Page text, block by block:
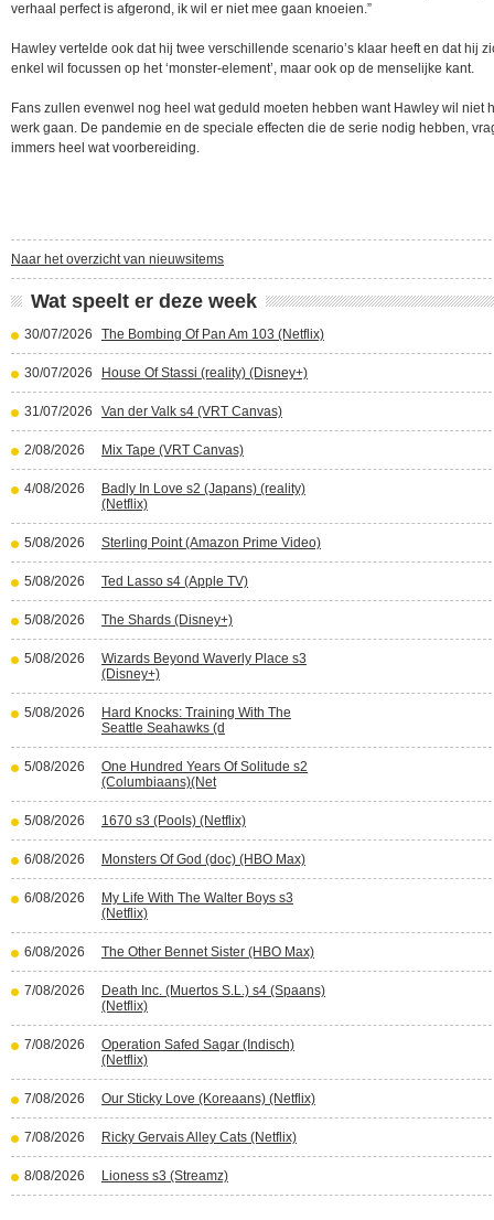
verhaal perfect is afgerond, ik wil er niet mee gaan knoeien.”
Hawley vertelde ook dat hij twee verschillende scenario’s klaar heeft en dat hij
enkel wil focussen op het ‘monster-element’, maar ook op de menselijke kant.
Fans zullen evenwel nog heel wat geduld moeten hebben want Hawley wil niet
werk gaan. De pandemie en de speciale effecten die de serie nodig hebben,
immers heel wat voorbereiding.
Naar het overzicht van nieuwsitems
Wat speelt er deze week
30/07/2026 The Bombing Of Pan Am 103 (Netflix)
30/07/2026 House Of Stassi (reality) (Disney+)
31/07/2026 Van der Valk s4 (VRT Canvas)
2/08/2026 Mix Tape (VRT Canvas)
4/08/2026
Badly In Love s2 (Japans) (reality)
(Netflix)
5/08/2026 Sterling Point (Amazon Prime Video)
5/08/2026 Ted Lasso s4 (Apple TV)
5/08/2026 The Shards (Disney+)
5/08/2026
Wizards Beyond Waverly Place s3
(Disney+)
5/08/2026
Hard Knocks: Training With The
Seattle Seahawks (d
5/08/2026
One Hundred Years Of Solitude s2
(Columbiaans)(Net
5/08/2026 1670 s3 (Pools) (Netflix)
6/08/2026 Monsters Of God (doc) (HBO Max)
6/08/2026
My Life With The Walter Boys s3
(Netflix)
6/08/2026 The Other Bennet Sister (HBO Max)
7/08/2026
Death Inc. (Muertos S.L.) s4 (Spaans)
(Netflix)
7/08/2026
Operation Safed Sagar (Indisch)
(Netflix)
7/08/2026 Our Sticky Love (Koreaans) (Netflix)
7/08/2026 Ricky Gervais Alley Cats (Netflix)
8/08/2026 Lioness s3 (Streamz)